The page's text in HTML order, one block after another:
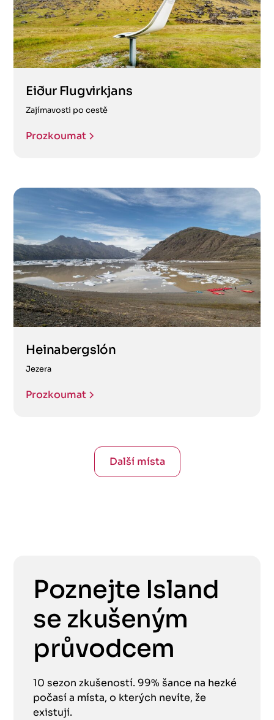
Eiður Flugvirkjans
Zajímavosti po cestě
Prozkoumat
Heinabergslón
Jezera
Prozkoumat
Další místa
Poznejte Island
se zkušeným
průvodcem
10 sezon zkušeností. 99% šance na hezké
počasí a místa, o kterých nevíte, že
existují.